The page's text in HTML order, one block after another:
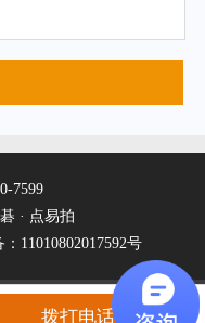
7599
· 点易拍
11010802017592号
拨打电话